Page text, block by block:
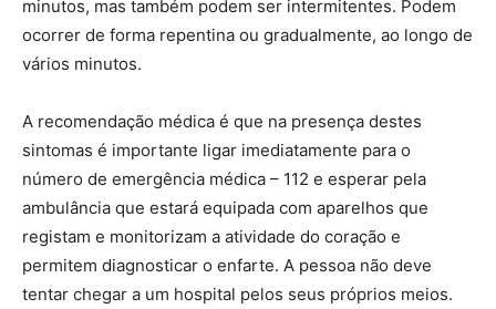
minutos, mas também podem ser intermitentes. Podem
ocorrer de forma repentina ou gradualmente, ao longo de
vários minutos.
A recomendação médica é que na presença destes
sintomas é importante ligar imediatamente para o
número de emergência médica – 112 e esperar pela
ambulância que estará equipada com aparelhos que
registam e monitorizam a atividade do coração e
permitem diagnosticar o enfarte. A pessoa não deve
tentar chegar a um hospital pelos seus próprios meios.